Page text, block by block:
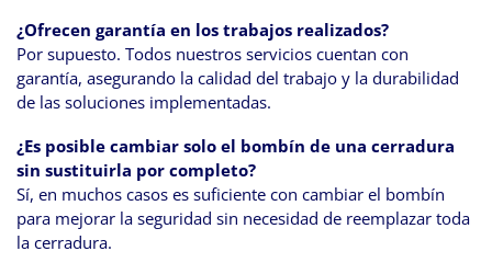
¿Ofrecen garantía en los trabajos realizados?
Por supuesto. Todos nuestros servicios cuentan con
garantía, asegurando la calidad del trabajo y la durabilidad
de las soluciones implementadas.
¿Es posible cambiar solo el bombín de una cerradura
sin sustituirla por completo?
Sí, en muchos casos es suficiente con cambiar el bombín
para mejorar la seguridad sin necesidad de reemplazar toda
la cerradura.